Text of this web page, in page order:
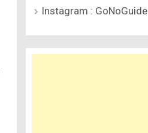
Instagram : GoNoGuide